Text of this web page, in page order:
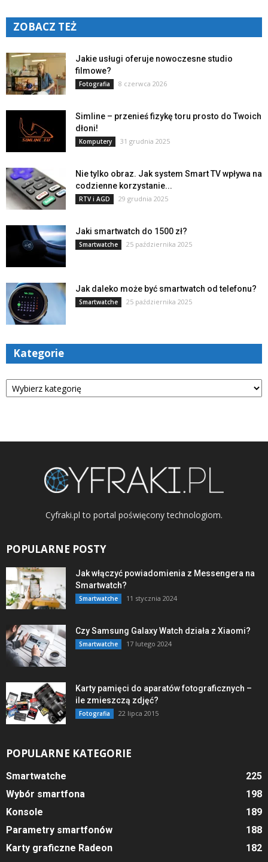
ZOBACZ TEŻ
Jakie usługi oferuje nowoczesne studio
filmowe?
Fotografia 8 czerwca 2026
Simline – przenieś fizykę toru prosto do Twoich
dłoni!
Komputery 31 grudnia 2025
Nie tylko obraz. Jak system Smart TV wpływa na
codzienne korzystanie...
RTV i AGD 29 grudnia 2025
Jaki smartwatch do 1500 zł?
Smartwatche 25 października 2025
Jak daleko może być smartwatch od telefonu?
Smartwatche 25 października 2025
Kategorie
Kategorie
Cyfraki.pl to portal poświęcony technologiom.
POPULARNE POSTY
Jak włączyć powiadomienia z Messengera na
Smartwatch?
Smartwatche 11 stycznia 2024
Czy Samsung Galaxy Watch działa z Xiaomi?
Smartwatche 17 lutego 2024
Karty pamięci do aparatów fotograficznych –
ile zmieszczą zdjęć?
Fotografia 22 lipca 2015
POPULARNE KATEGORIE
Smartwatche
225
Wybór smartfona
198
Konsole
189
Parametry smartfonów
188
Karty graficzne Radeon
182